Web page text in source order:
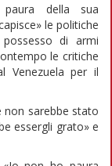
della sua
le politiche
di armi
le critiche
Venezuela per il
non sarebbe stato
essergli grato» e